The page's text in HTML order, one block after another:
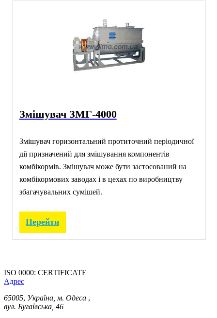
Змішувач ЗМГ-4000
Змішувач горизонтальний протиточний періодичної
дії призначений для змішування компонентів
комбікормів. Змішувач може бути застосований на
комбікормових заводах і в цехах по виробництву
збагачувальних сумішей.
Перейти
ISO 0000: CERTIFICATE
Адрес
65005, Україна, м. Одеса ,
вул. Бугаївська, 46